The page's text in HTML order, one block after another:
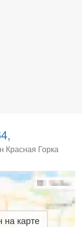
Красная Горка
карте